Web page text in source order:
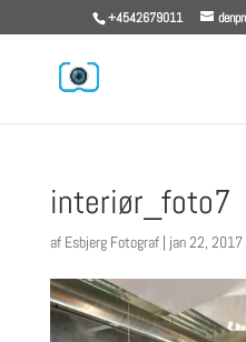
+4542679011
interiør_foto7
af Esbjerg Fotograf| jan 22, 2017